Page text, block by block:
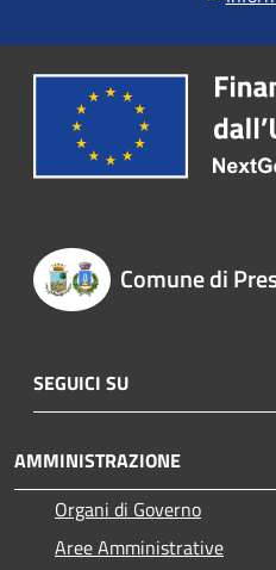
Comune di
SEGUICI SU
AMMINISTRAZIONE
Organi di Governo
Aree Amministrative